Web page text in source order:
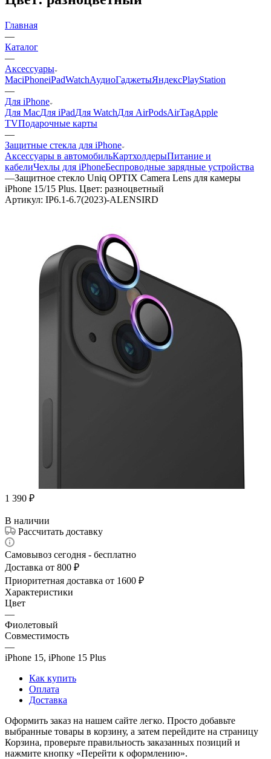
Главная
—
Каталог
—
Аксессуары
MaciPhoneiPadWatchАудиоГаджетыЯндексPlayStation
—
Для iPhone
Для MacДля iPadДля WatchДля AirPodsAirTagApple
TVПодарочные карты
—
Защитные стекла для iPhone
Аксессуары в автомобильКартхолдерыПитание и
кабелиЧехлы для iPhoneБеспроводные зарядные устройства
—Защитное стекло Uniq OPTIX Camera Lens для камеры
iPhone 15/15 Plus. Цвет: разноцветный
Артикул: IP6.1-6.7(2023)-ALENSIRD
1 390 ₽
В наличии
Рассчитать доставку
Самовывоз сегодня - бесплатно
Доставка от 800 ₽
Приоритетная доставка от 1600 ₽
Характеристики
Цвет
—
Фиолетовый
Совместимость
—
iPhone 15, iPhone 15 Plus
Как купить
Оплата
Доставка
Оформить заказ на нашем сайте легко. Просто добавьте
выбранные товары в корзину, а затем перейдите на страницу
Корзина, проверьте правильность заказанных позиций и
нажмите кнопку «Перейти к оформлению».